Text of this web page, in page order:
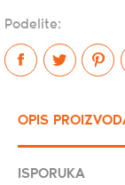
Podelite:
OPIS
ISPORUKA